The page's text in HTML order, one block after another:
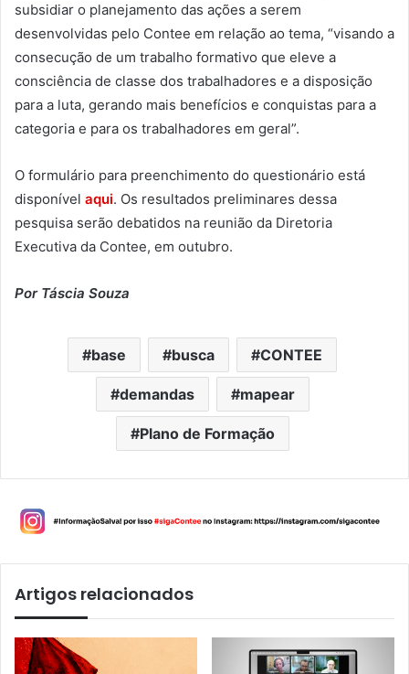
subsidiar o planejamento das ações a serem
desenvolvidas pelo Contee em relação ao tema, “visando a
consecução de um trabalho formativo que eleve a
consciência de classe dos trabalhadores e a disposição
para a luta, gerando mais benefícios e conquistas para a
categoria e para os trabalhadores em geral”.
O formulário para preenchimento do questionário está
disponível aqui. Os resultados preliminares dessa
pesquisa serão debatidos na reunião da Diretoria
Executiva da Contee, em outubro.
Por Táscia Souza
base busca CONTEE
demandas mapear
Plano de Formação
Artigos relacionados